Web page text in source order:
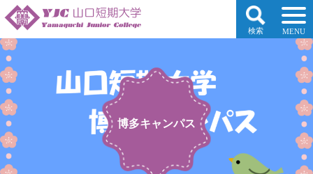
検索 MENU
博多キャンパス